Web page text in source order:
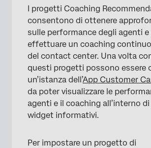
Scheda PROGETTI
Scheda Amministrazione utente
I progetti Coaching
consentono di ottenere
sulle performance degli agenti e
effettuare un coaching
del contact center. Una volta
questi progetti possono essere
un’istanza dell’App Customer
da poter visualizzare le
agenti e il coaching all’interno
widget informativi.
Per impostare un progetto di